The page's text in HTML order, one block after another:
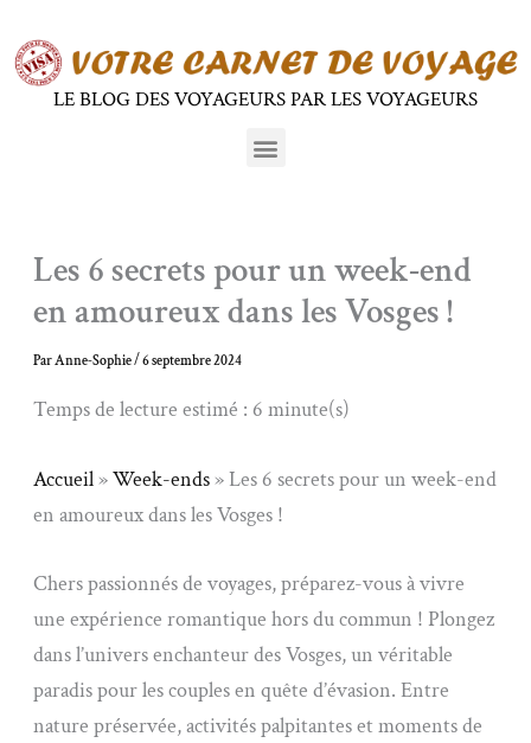
au
contenuLE BLOG DES VOYAGEURS PAR LES VOYAGEURS
Menu
Les 6 secrets pour un week-end
en amoureux dans les Vosges !
ParAnne-Sophie/6 septembre 2024
Temps de lecture estimé : 6 minute(s)
Accueil»Week-ends»Les 6 secrets pour un week-end
en amoureux dans les Vosges !
Chers passionnés de voyages, préparez-vous à vivre
une expérience romantique hors du commun ! Plongez
dans l’univers enchanteur des Vosges, un véritable
paradis pour les couples en quête d’évasion. Entre
nature préservée, activités palpitantes et moments de